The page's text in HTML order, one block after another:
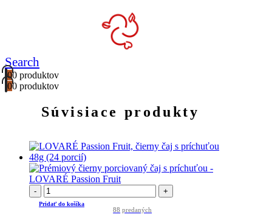
Search
00 produktov
00 produktov
Súvisiace produkty
- +
Pridať do košíka
88 predaných